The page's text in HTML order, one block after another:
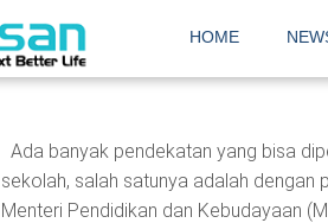
HOME
Ada banyak pendekatan yang bisa
sekolah, salah satunya adalah dengan
Menteri Pendidikan dan Kebudayaan